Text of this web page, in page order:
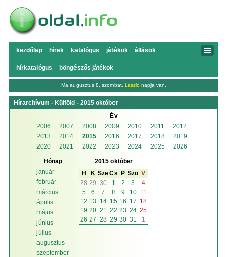
kezdőlap hírek katalógus játékok állások
hírkatalógus böngészős játékok
Ma augusztus 8, szombat, László napja van.
Hírarchívum - Külföld - 2015 október
Év
2006
2007 2008 2009 2010 2011
2012
2013
2014 2015 2016 2017 2018
2019
2020
2021 2022 2023 2024 2025 2026
Hónap
január
február
március
április
május
június
július
augusztus
szeptember
2015 október
H
K SzeCs P Szo V
28 29 30 1 2 3
4
5
6 7 8 9 10
11
12 13 14 15 16 17 18
19 20 21 22 23 24 25
26 27 28 29 30 31 1